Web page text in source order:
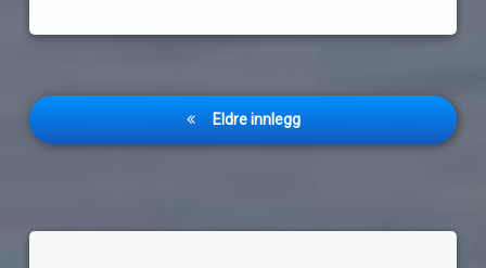
Innleggnavigasjon
Eldre innlegg